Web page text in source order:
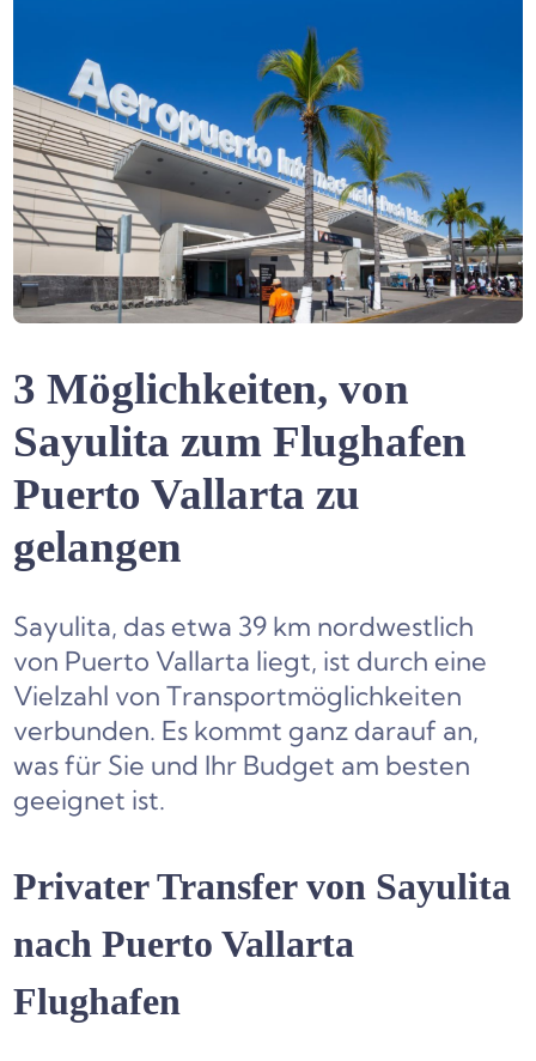
3 Möglichkeiten, von
Sayulita zum Flughafen
Puerto Vallarta zu
gelangen
Sayulita, das etwa 39 km nordwestlich
von Puerto Vallarta liegt, ist durch eine
Vielzahl von Transportmöglichkeiten
verbunden. Es kommt ganz darauf an,
was für Sie und Ihr Budget am besten
geeignet ist.
Privater Transfer von Sayulita
nach Puerto Vallarta
Flughafen